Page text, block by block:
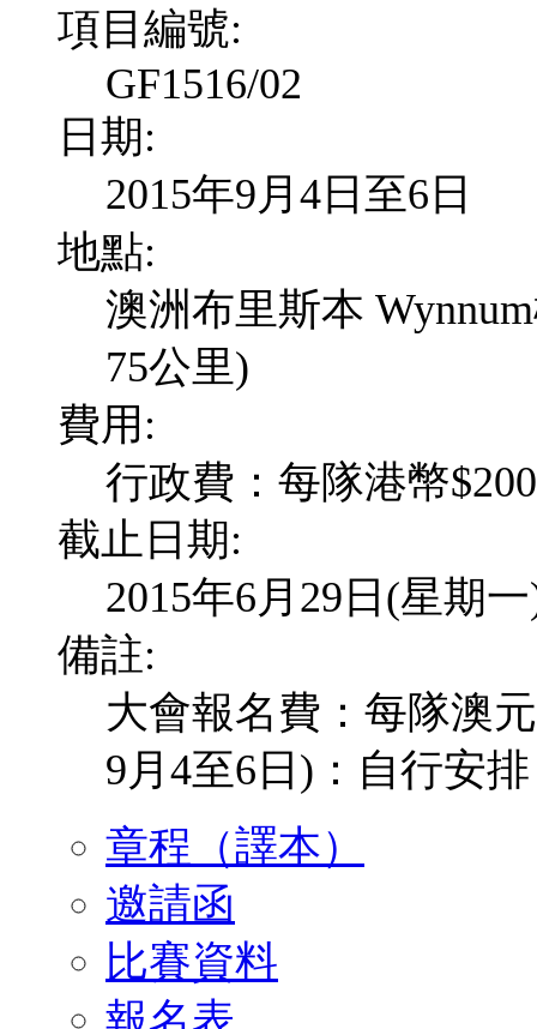
項目編號:
GF1516/02
日期:
2015年9月4日至6日
地點:
澳洲布里斯本
75公里)
費用:
行政費：每隊港幣$200
截止日期:
2015年6月29日(星期
備註:
大會報名費：每隊澳
9月4至6日)：自行安排
章程（譯本）
邀請函
比賽資料